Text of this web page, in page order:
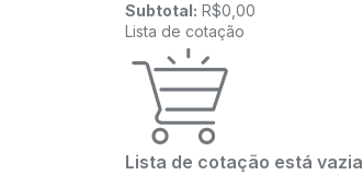
Subtotal: R$0,00
Lista de cotação
Lista de cotação está vazia